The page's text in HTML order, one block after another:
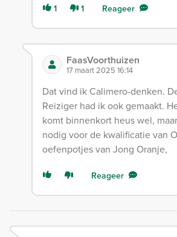
1 1 Reageer
FaasVoorthuizen
17 maart 2025 16:14
Dat vind ik Calimero-denken.
Reiziger had ik ook gemaakt.
komt binnenkort heus wel,
nodig voor de kwalificatie van
oefenpotjes van Jong Oranje,
Reageer